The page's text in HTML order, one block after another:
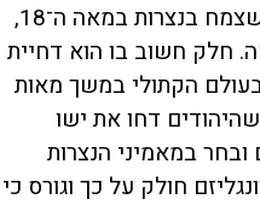
האוונגליזם הוא ענף יוצא דופן שצמח בנצרות במאה ה־18,
חלק חשוב בו הוא דחיית
הקתולי במשך מאות
דחו את ישו
במאמיני הנצרות
חולק על כך וגורס כי